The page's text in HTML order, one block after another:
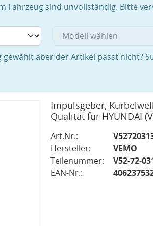
Fahrzeug sind unvollständig. Bitte
gewählt aber der Artikel passt nicht?
Impulsgeber,
Qualität für HYUNDAI
Art.Nr.:
Hersteller:
VEMO
Teilenummer:
V52-72-
EAN-Nr.: